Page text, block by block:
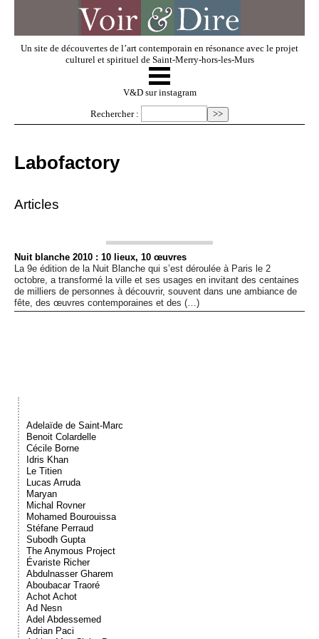
Un site de découvertes de l’art contemporain en résonance avec le projet
culturel et spirituel de Saint-Merry-hors-les-Murs
V & D
Dossiers
☰
V&D sur instagram
Rechercher :
Labofactory
Articles
Nuit blanche 2010 : 10 lieux, 10 œuvres
La 9e édition de la Nuit Blanche qui s’est déroulée à Paris le 2
octobre, a transformé la ville et ses usages en invitant des centaines
de milliers de personnes à découvrir, souvent dans une ambiance de
fête, des œuvres contemporaines et des (…)
Adelaïde de Saint-Marc
Benoit Colardelle
Cécile Borne
Idris Khan
Le Titien
Lucas Arruda
Maryan
Michal Rovner
Mohamed Bourouissa
Stéfane Perraud
Subodh Gupta
The Anymous Project
Évariste Richer
Abdulnasser Gharem
Aboubacar Traoré
Achot Achot
Ad Nesn
Adel Abdessemed
Adrian Paci